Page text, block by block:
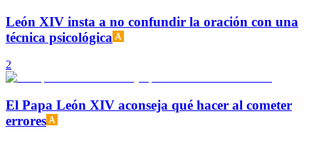
León XIV insta a no confundir la oración con una
técnica psicológica
2
El Papa León XIV aconseja qué hacer al cometer
errores